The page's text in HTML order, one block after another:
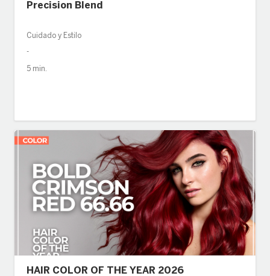
Precision Blend
Cuidado y Estilo
-
5 min.
HAIR COLOR OF THE YEAR 2026